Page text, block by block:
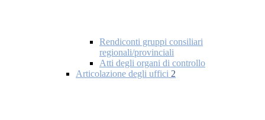
Rendiconti gruppi consiliari
regionali/provinciali
Atti degli organi di controllo
Articolazione degli uffici 2